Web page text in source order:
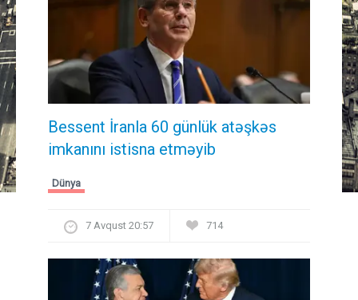
Bessent İranla 60 günlük atəşkəs
imkanını istisna etməyib
Dünya
7 Avqust 20:57 714